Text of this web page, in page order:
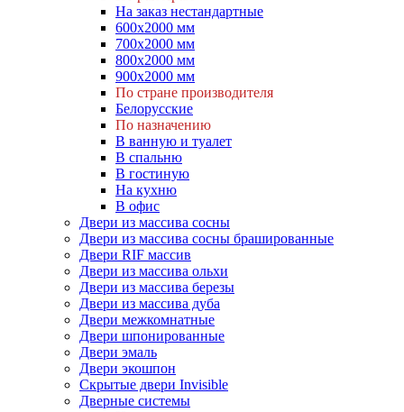
На заказ нестандартные
600х2000 мм
700х2000 мм
800х2000 мм
900х2000 мм
По стране производителя
Белорусские
По назначению
В ванную и туалет
В спальню
В гостиную
На кухню
В офис
Двери из массива сосны
Двери из массива сосны брашированные
Двери RIF массив
Двери из массива ольхи
Двери из массива березы
Двери из массива дуба
Двери межкомнатные
Двери шпонированные
Двери эмаль
Двери экошпон
Скрытые двери Invisible
Дверные системы